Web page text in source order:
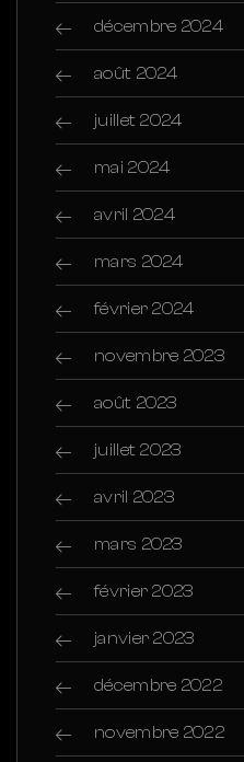
décembre 2024
août 2024
juillet 2024
mai 2024
avril 2024
mars 2024
février 2024
novembre 2023
août 2023
juillet 2023
avril 2023
mars 2023
février 2023
janvier 2023
décembre 2022
novembre 2022